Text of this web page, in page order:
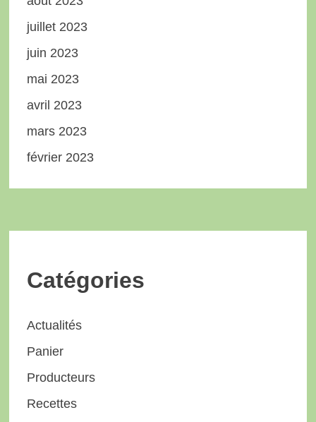
juillet 2023
juin 2023
mai 2023
avril 2023
mars 2023
février 2023
Catégories
Actualités
Panier
Producteurs
Recettes